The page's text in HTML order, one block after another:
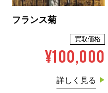
フランス菊
買取価格
¥100,000
詳しく見る